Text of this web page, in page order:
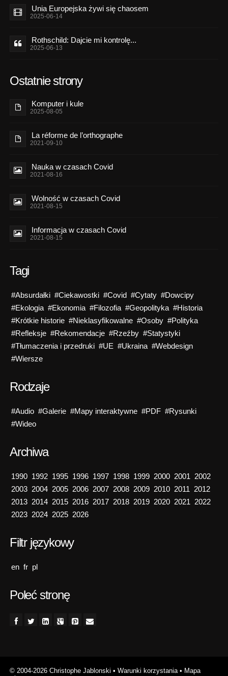
Unia Europejska żywi się chaosem
2025-06-14
Rothschild: Dajcie mi kontrolę...
2025-06-13
Ostatnie strony
Komputer i kule
2025-08-05
La réforme de l’orthographe
2021-09-10
Nauka w czasach Covid
2021-08-16
Wolność w czasach Covid
2021-08-15
Informacja w czasach Covid
2021-08-15
Tagi
#Absurdałki #Ciekawostki #Covid #Cytaty #Dowcipy
#Ekologia #Ekonomia #Filozofia #Geopolityka #Historia
#Krótkie historie #Nieklasyfikowalne #Osoby #Polityka
#Refleksje #Rekomendacje #Rzeźby #Statystyki
#Tłumaczenia i przedruki #UE #Ukraina #Webdesign
#Wiersze
Rodzaje
#Audio #Galerie #Mapy interaktywne #PDF #Rysunki
#Wideo
Archiwa
1990 1992 1995 1996 1997 1998 1999 2000 2001 2002
2003 2004 2005 2006 2007 2008 2009 2010 2011 2012
2013 2014 2015 2016 2017 2018 2019 2020 2021 2022
2023 2024 2025 2026
Filtr językowy
en fr pl
Poleć stronę
© 2004-2026 Christophe Jablonski • Warunki korzystania• Mapa